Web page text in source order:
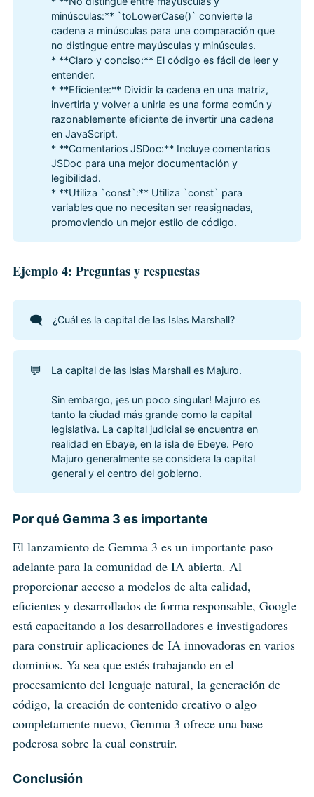
minúsculas:** `toLowerCase()` convierte la
cadena a minúsculas para una comparación que
no distingue entre mayúsculas y minúsculas.
* **Claro y conciso:** El código es fácil de leer y
entender.
* **Eficiente:** Dividir la cadena en una matriz,
invertirla y volver a unirla es una forma común y
razonablemente eficiente de invertir una cadena
en JavaScript.
* **Comentarios JSDoc:** Incluye comentarios
JSDoc para una mejor documentación y
legibilidad.
* **Utiliza `const`:** Utiliza `const` para
variables que no necesitan ser reasignadas,
promoviendo un mejor estilo de código.
Ejemplo 4: Preguntas y respuestas
🗨️ ¿Cuál es la capital de las Islas Marshall?
💬 La capital de las Islas Marshall es Majuro.
Sin embargo, ¡es un poco singular! Majuro es
tanto la ciudad más grande como la capital
legislativa. La capital judicial se encuentra en
realidad en Ebaye, en la isla de Ebeye. Pero
Majuro generalmente se considera la capital
general y el centro del gobierno.
Por qué Gemma 3 es importante
El lanzamiento de Gemma 3 es un importante paso
adelante para la comunidad de IA abierta. Al
proporcionar acceso a modelos de alta calidad,
eficientes y desarrollados de forma responsable, Google
está capacitando a los desarrolladores e investigadores
para construir aplicaciones de IA innovadoras en varios
dominios. Ya sea que estés trabajando en el
procesamiento del lenguaje natural, la generación de
código, la creación de contenido creativo o algo
completamente nuevo, Gemma 3 ofrece una base
poderosa sobre la cual construir.
Conclusión